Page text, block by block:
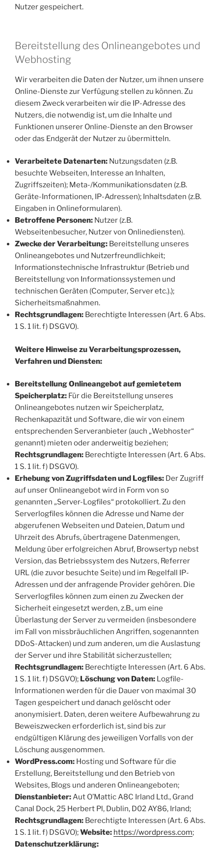
Nutzer gespeichert.
Bereitstellung des Onlineangebotes und
Webhosting
Wir verarbeiten die Daten der Nutzer, um ihnen unsere
Online-Dienste zur Verfügung stellen zu können. Zu
diesem Zweck verarbeiten wir die IP-Adresse des
Nutzers, die notwendig ist, um die Inhalte und
Funktionen unserer Online-Dienste an den Browser
oder das Endgerät der Nutzer zu übermitteln.
Verarbeitete Datenarten: Nutzungsdaten (z.B.
besuchte Webseiten, Interesse an Inhalten,
Zugriffszeiten); Meta-/Kommunikationsdaten (z.B.
Geräte-Informationen, IP-Adressen); Inhaltsdaten (z.B.
Eingaben in Onlineformularen).
Betroffene Personen: Nutzer (z.B.
Webseitenbesucher, Nutzer von Onlinediensten).
Zwecke der Verarbeitung: Bereitstellung unseres
Onlineangebotes und Nutzerfreundlichkeit;
Informationstechnische Infrastruktur (Betrieb und
Bereitstellung von Informationssystemen und
technischen Geräten (Computer, Server etc.).);
Sicherheitsmaßnahmen.
Rechtsgrundlagen: Berechtigte Interessen (Art. 6 Abs.
1 S. 1 lit. f) DSGVO).
Weitere Hinweise zu Verarbeitungsprozessen,
Verfahren und Diensten:
Bereitstellung Onlineangebot auf gemietetem
Speicherplatz: Für die Bereitstellung unseres
Onlineangebotes nutzen wir Speicherplatz,
Rechenkapazität und Software, die wir von einem
entsprechenden Serveranbieter (auch „Webhoster“
genannt) mieten oder anderweitig beziehen;
Rechtsgrundlagen: Berechtigte Interessen (Art. 6 Abs.
1 S. 1 lit. f) DSGVO).
Erhebung von Zugriffsdaten und Logfiles: Der Zugriff
auf unser Onlineangebot wird in Form von so
genannten „Server-Logfiles“ protokolliert. Zu den
Serverlogfiles können die Adresse und Name der
abgerufenen Webseiten und Dateien, Datum und
Uhrzeit des Abrufs, übertragene Datenmengen,
Meldung über erfolgreichen Abruf, Browsertyp nebst
Version, das Betriebssystem des Nutzers, Referrer
URL (die zuvor besuchte Seite) und im Regelfall IP-
Adressen und der anfragende Provider gehören. Die
Serverlogfiles können zum einen zu Zwecken der
Sicherheit eingesetzt werden, z.B., um eine
Überlastung der Server zu vermeiden (insbesondere
im Fall von missbräuchlichen Angriffen, sogenannten
DDoS-Attacken) und zum anderen, um die Auslastung
der Server und ihre Stabilität sicherzustellen;
Rechtsgrundlagen: Berechtigte Interessen (Art. 6 Abs.
1 S. 1 lit. f) DSGVO); Löschung von Daten: Logfile-
Informationen werden für die Dauer von maximal 30
Tagen gespeichert und danach gelöscht oder
anonymisiert. Daten, deren weitere Aufbewahrung zu
Beweiszwecken erforderlich ist, sind bis zur
endgültigen Klärung des jeweiligen Vorfalls von der
Löschung ausgenommen.
WordPress.com: Hosting und Software für die
Erstellung, Bereitstellung und den Betrieb von
Websites, Blogs und anderen Onlineangeboten;
Dienstanbieter:Aut O’Mattic A8C Irland Ltd., Grand
Canal Dock, 25 Herbert Pl, Dublin, D02 AY86, Irland;
Rechtsgrundlagen: Berechtigte Interessen (Art. 6 Abs.
1 S. 1 lit. f) DSGVO);Website: https://wordpress.com;
Datenschutzerklärung: